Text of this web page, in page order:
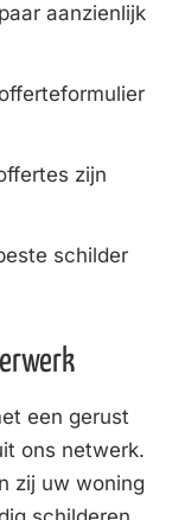
aanzienlijk
zijn
schilder
een gerust
ons netwerk.
zij uw woning